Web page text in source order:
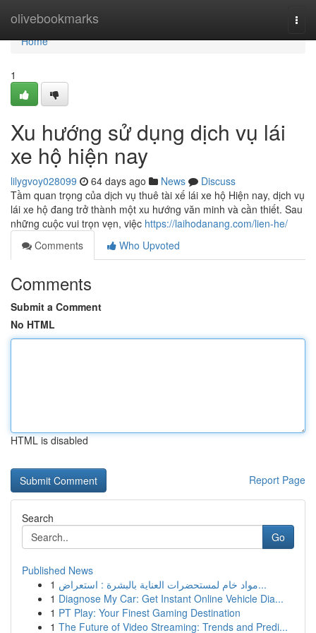
olivebookmarks
Home
Home
1
Xu hướng sử dụng dịch vụ lái
xe hộ hiện nay
lilygvoy028099 64 days ago News
Discuss
Tầm quan trọng của dịch vụ thuê tài xế lái xe hộ Hiện nay, dịch vụ
lái xe hộ đang trở thành một xu hướng văn minh và cần thiết. Sau
những cuộc vui trọn vẹn, việc https://laihodanang.com/lien-he/
Comments
Who Upvoted
Comments
Submit a Comment
No HTML
HTML is disabled
Report Page
Search
Go
Published News
1
مواد خام لمستحضرات العناية بالبشرة : استعراض...
1 Diagnose My Car: Get Instant Online Vehicle Dia...
1 PT Play: Your Finest Gaming Destination
1 The Future of Video Streaming: Trends and Predi...